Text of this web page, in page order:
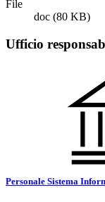
File
doc (80 KB)
Ufficio
Personale Sistema